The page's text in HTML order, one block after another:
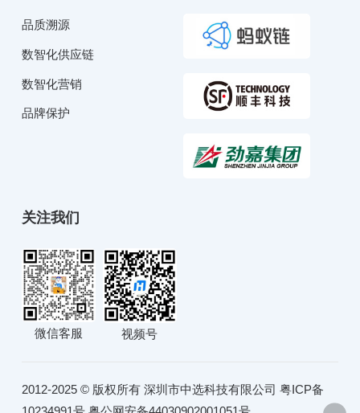
品质溯源
数智化供应链
数智化营销
品牌保护
关注我们
微信客服 视频号
2012-2025 © 版权所有 深圳市中选科技有限公司 粤ICP备